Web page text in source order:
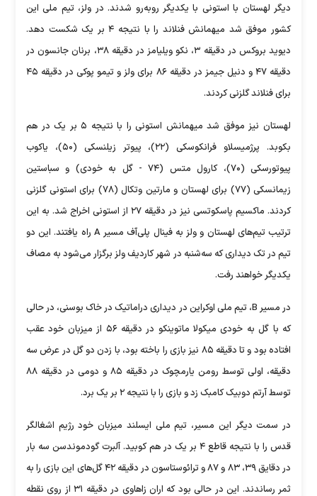
دیگر لهستان با استونی با یکدیگر روبه‌رو شدند. در ولز، تیم ملی این
کشور موفق شد میهمانش فنلاند را با نتیجه ۴ بر یک شکست دهد.
دیوید بروکس در دقیقه ۳، نکو ویلیامز در دقیقه ۳۸، برنان جانسون در
دقیقه ۴۷ و دنیل جیمز در دقیقه ۸۶ برای ولز و تیمو پوکی در دقیقه ۴۵
برای فنلاند گلزنی کردند.
لهستان نیز موفق شد میهمانش استونی را با نتیجه ۵ بر یک در هم
بکوبد. پرژمیسلاو فرانکوسکی (۲۲)، پیوتر زیلنسکی (۵۰)، یاکوب
پیوتورسکی (۷۰)، کارول متس (۷۴ - گل به خودی) و سباستین
زیمانسکی (۷۷) برای لهستان و مارتین وتکال (۷۸) برای استونی گلزنی
کردند. ماکسیم پاسکوتسی نیز در دقیقه ۲۷ از استونی اخراج شد. به این
ترتیب تیم‌های لهستان و ولز به فینال پلی‌آف مسیر A راه یافتند. این دو
تیم در تک دیداری که سه‌شنبه در شهر کاردیف ولز برگزار می‌شود به مصاف
یکدیگر خواهند رفت.
در مسیر B، تیم ملی اوکراین در دیداری دراماتیک در خاک بوسنی، در حالی
که با گل به خودی میکولا ماتوینکو در دقیقه ۵۶ از میزبان خود عقب
افتاده بود و تا دقیقه ۸۵ نیز بازی را باخته بود، با زدن دو گل در عرض سه
دقیقه، اولی توسط رومن یارمچوک در دقیقه ۸۵ و دومی در دقیقه ۸۸
توسط آرتم دوبیک کامبک زد و بازی را با نتیجه ۲ بر یک برد.
در سمت دیگر این مسیر، تیم ملی ایسلند میزبان خود رژیم اشغالگر
قدس را با نتیجه قاطع ۴ بر یک در هم کوبید. آلبرت گودموندسن سه بار
در دقایق ۳۹، ۸۳ و ۸۷ و ترائوستاسون در دقیقه ۴۲ گل‌های این بازی را به
ثمر رساندند. این در حالی بود که اران زاهاوی در دقیقه ۳۱ از روی نقطه